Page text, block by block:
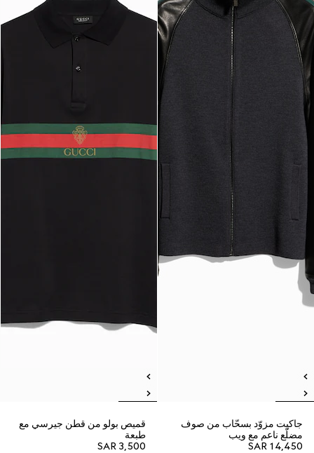
جاكيت مزوّد بسحّاب من صوف
مضلّع ناعم مع ويب
SAR 14,450
قميص بولو من قطن جيرسي مع
طبعة
SAR 3,500